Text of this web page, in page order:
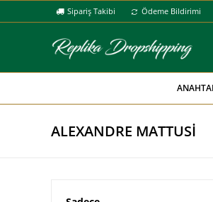
Sipariş Takibi Ödeme Bildirimi
ALEXANDRE MATTUSİ